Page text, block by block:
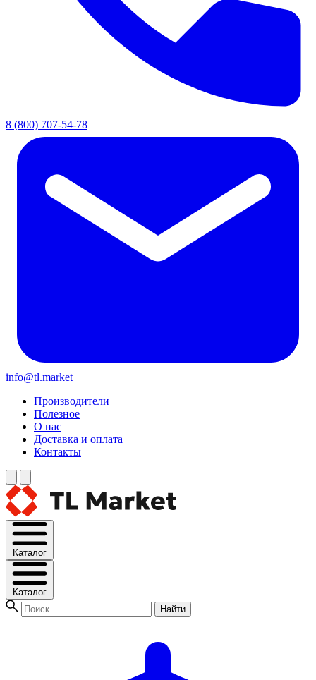
8 (800) 707-54-78
info@tl.market
Производители
Полезное
О нас
Доставка и оплата
Контакты
Каталог
Каталог
Найти